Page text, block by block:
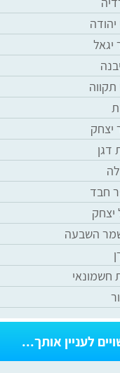
יהודה
יגאל
תקווה
יצחק
דגן
חבד
יצחק
השבעה
חשמונאי
לעניין אותך...